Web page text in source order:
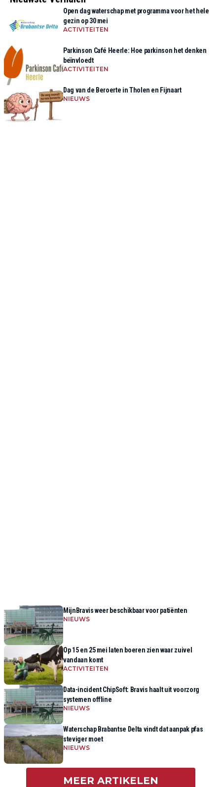
Open dag waterschap met programma voor het hele
gezin op 30 mei
ACTIVITEITEN
Parkinson Café Heerle: Hoe parkinson het denken
beïnvloedt
ACTIVITEITEN
Dag van de Beroerte in Tholen en Fijnaart
NIEUWS
MijnBravis weer beschikbaar voor patiënten
NIEUWS
Op 15 en 25 mei laten boeren zien waar zuivel
vandaan komt
ACTIVITEITEN
Data-incident ChipSoft: Bravis haalt uit voorzorg
systemen offline
NIEUWS
Waterschap Brabantse Delta vindt dat aanpak pfas
steviger moet
NIEUWS
MEER ARTIKELEN